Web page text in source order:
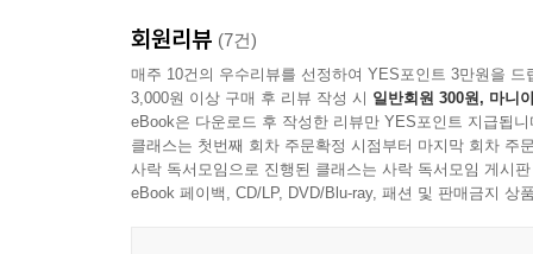
다루는데도, 읽는 이들이 하나같이 ‘이게 바로 나
하는 다정함도, 유행에 뒤처지는 자신을 ‘트렌드
23편 외에 14편의 에세이와 8편의 카툰이 추가되었
우리 모두가 패션 피플!
스키니진, 어그, 레인 부츠, 야상 점퍼… 작가는 자
회원리뷰 (7건)
매주 10건의 우수리뷰를 선정하여 YES포인트 3만원을 드
3,000원 이상 구매 후 리뷰 작성 시 일반회원 300원, 마니
eBook은 다운로드 후 작성한 리뷰만 YES포인트 지급됩니
클래스는 첫번째 회차 주문확정 시점부터 마지막 회차 주
사락 독서모임으로 진행된 클래스는 사락 독서모임 게시
eBook 페이백, CD/LP, DVD/Blu-ray, 패션 및 판매금지 상